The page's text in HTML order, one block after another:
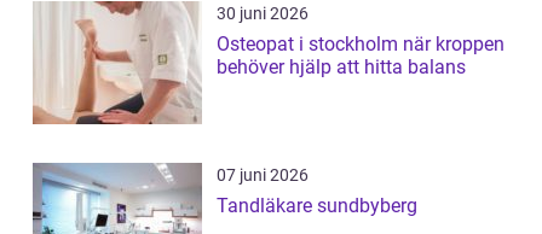
30 juni 2026
Osteopat i stockholm när kroppen
behöver hjälp att hitta balans
07 juni 2026
Tandläkare sundbyberg